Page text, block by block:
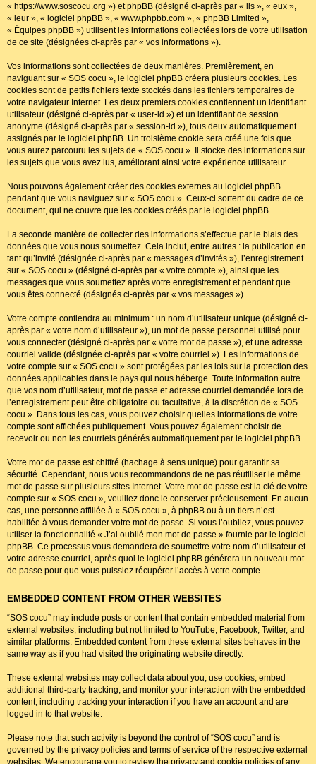
« https://www.soscocu.org ») et phpBB (désigné ci-après par « ils », « eux »,
« leur », « logiciel phpBB », « www.phpbb.com », « phpBB Limited »,
« Équipes phpBB ») utilisent les informations collectées lors de votre utilisation
de ce site (désignées ci-après par « vos informations »).
Vos informations sont collectées de deux manières. Premièrement, en
naviguant sur « SOS cocu », le logiciel phpBB créera plusieurs cookies. Les
cookies sont de petits fichiers texte stockés dans les fichiers temporaires de
votre navigateur Internet. Les deux premiers cookies contiennent un identifiant
utilisateur (désigné ci-après par « user-id ») et un identifiant de session
anonyme (désigné ci-après par « session-id »), tous deux automatiquement
assignés par le logiciel phpBB. Un troisième cookie sera créé une fois que
vous aurez parcouru les sujets de « SOS cocu ». Il stocke des informations sur
les sujets que vous avez lus, améliorant ainsi votre expérience utilisateur.
Nous pouvons également créer des cookies externes au logiciel phpBB
pendant que vous naviguez sur « SOS cocu ». Ceux-ci sortent du cadre de ce
document, qui ne couvre que les cookies créés par le logiciel phpBB.
La seconde manière de collecter des informations s’effectue par le biais des
données que vous nous soumettez. Cela inclut, entre autres : la publication en
tant qu’invité (désignée ci-après par « messages d’invités »), l’enregistrement
sur « SOS cocu » (désigné ci-après par « votre compte »), ainsi que les
messages que vous soumettez après votre enregistrement et pendant que
vous êtes connecté (désignés ci-après par « vos messages »).
Votre compte contiendra au minimum : un nom d’utilisateur unique (désigné ci-
après par « votre nom d’utilisateur »), un mot de passe personnel utilisé pour
vous connecter (désigné ci-après par « votre mot de passe »), et une adresse
courriel valide (désignée ci-après par « votre courriel »). Les informations de
votre compte sur « SOS cocu » sont protégées par les lois sur la protection des
données applicables dans le pays qui nous héberge. Toute information autre
que vos nom d’utilisateur, mot de passe et adresse courriel demandée lors de
l’enregistrement peut être obligatoire ou facultative, à la discrétion de « SOS
cocu ». Dans tous les cas, vous pouvez choisir quelles informations de votre
compte sont affichées publiquement. Vous pouvez également choisir de
recevoir ou non les courriels générés automatiquement par le logiciel phpBB.
Votre mot de passe est chiffré (hachage à sens unique) pour garantir sa
sécurité. Cependant, nous vous recommandons de ne pas réutiliser le même
mot de passe sur plusieurs sites Internet. Votre mot de passe est la clé de votre
compte sur « SOS cocu », veuillez donc le conserver précieusement. En aucun
cas, une personne affiliée à « SOS cocu », à phpBB ou à un tiers n’est
habilitée à vous demander votre mot de passe. Si vous l’oubliez, vous pouvez
utiliser la fonctionnalité « J’ai oublié mon mot de passe » fournie par le logiciel
phpBB. Ce processus vous demandera de soumettre votre nom d’utilisateur et
votre adresse courriel, après quoi le logiciel phpBB générera un nouveau mot
de passe pour que vous puissiez récupérer l’accès à votre compte.
EMBEDDED CONTENT FROM OTHER WEBSITES
“SOS cocu” may include posts or content that contain embedded material from
external websites, including but not limited to YouTube, Facebook, Twitter, and
similar platforms. Embedded content from these external sites behaves in the
same way as if you had visited the originating website directly.
These external websites may collect data about you, use cookies, embed
additional third-party tracking, and monitor your interaction with the embedded
content, including tracking your interaction if you have an account and are
logged in to that website.
Please note that such activity is beyond the control of “SOS cocu” and is
governed by the privacy policies and terms of service of the respective external
websites. We encourage you to review the privacy and cookie policies of any